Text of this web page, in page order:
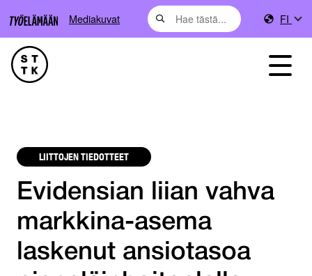
Mediakuvat FI
LIITTOJEN TIEDOTTEET
Evidensian liian vahva
markkina-asema
laskenut ansiotasoa